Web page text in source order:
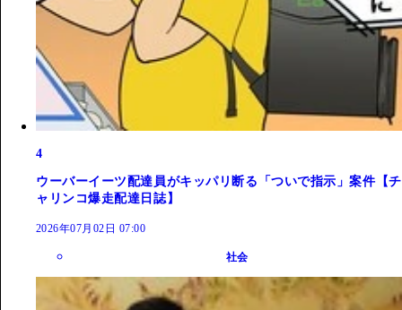
4
ウーバーイーツ配達員がキッパリ断る「ついで指示」案件【チ
ャリンコ爆走配達日誌】
2026年07月02日 07:00
社会